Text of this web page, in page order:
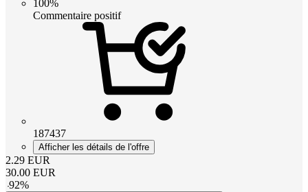
100%
Commentaire positif
187437
Afficher les détails de l'offre
2.29 EUR
30.00 EUR
-92%